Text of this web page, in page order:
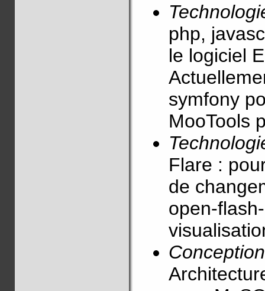
php,
le logiciel
symfony
MooTools
Flare :
de
open-